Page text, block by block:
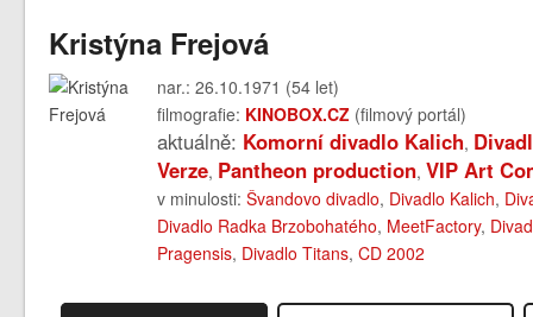
Kristýna Frejová
nar.: 26.10.1971 (54 let)
filmografie: KINOBOX.CZ (filmový portál)
aktuálně: Komorní divadlo Kalich,
Verze, Pantheon production,VIP Art
v minulosti:Švandovo divadlo, Divadlo Kalich,
Divadlo Radka Brzobohatého, MeetFactory,
Pragensis, Divadlo Titans,CD 2002